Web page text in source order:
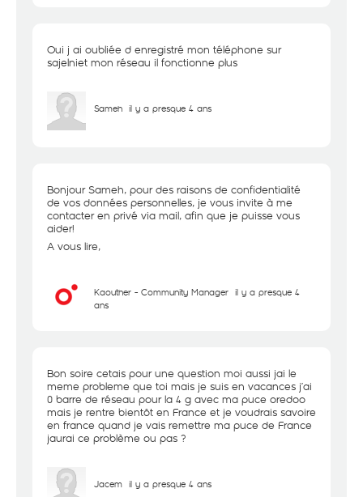
Oui j ai oubliée d enregistré mon téléphone sur
sajelniet mon réseau il fonctionne plus
Sameh il y a presque 4 ans
Bonjour Sameh, pour des raisons de confidentialité
de vos données personnelles, je vous invite à me
contacter en privé via mail, afin que je puisse vous
aider!
A vous lire,
Kaouther - Community Manager il y a presque 4
ans
Bon soire cetais pour une question moi aussi jai le
meme probleme que toi mais je suis en vacances j’ai
0 barre de réseau pour la 4 g avec ma puce oredoo
mais je rentre bientôt en France et je voudrais savoire
en france quand je vais remettre ma puce de France
jaurai ce problème ou pas ?
Jacem il y a presque 4 ans